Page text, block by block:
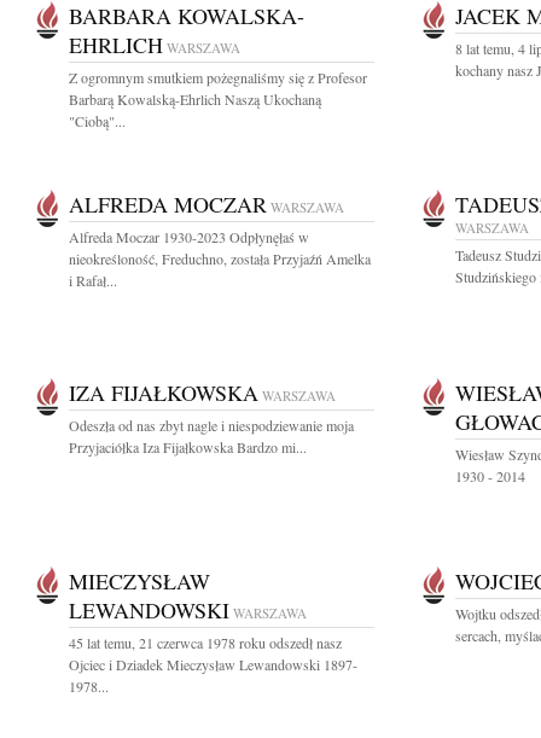
BARBARA KOWALSKA-
EHRLICH WARSZAWA
Z ogromnym smutkiem pożegnaliśmy się z Profesor
Barbarą Kowalską-Ehrlich Naszą Ukochaną
"Ciobą"...
JACEK
8 lat temu, 4
kochany nasz
ALFREDA MOCZAR WARSZAWA
Alfreda Moczar 1930-2023 Odpłynęłaś w
nieokreśloność, Freduchno, została Przyjaźń Amelka
i Rafał...
WARSZAWA
Tadeusz
IZA FIJAŁKOWSKA WARSZAWA
Odeszła od nas zbyt nagle i niespodziewanie moja
Przyjaciółka Iza Fijałkowska Bardzo mi...
Wiesław
1930 - 2014
MIECZYSŁAW
LEWANDOWSKI WARSZAWA
45 lat temu, 21 czerwca 1978 roku odszedł nasz
Ojciec i Dziadek Mieczysław Lewandowski 1897-
1978...
Wojtku
sercach,